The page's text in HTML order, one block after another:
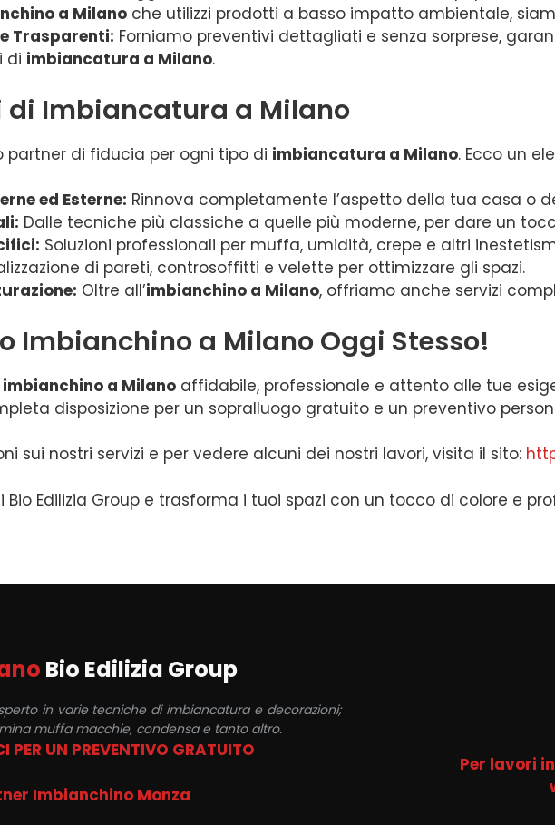
a Milano che utilizzi prodotti a basso impatto ambientale,
Trasparenti: Forniamo preventivi dettagliati e senza sorprese,
di imbiancatura a Milano.
di Imbiancatura a Milano
partner di fiducia per ogni tipo di imbiancatura a Milano. Ecco un
ed Esterne: Rinnova completamente l’aspetto della tua casa o
Dalle tecniche più classiche a quelle più moderne, per dare un
Soluzioni professionali per muffa, umidità, crepe e altri
di pareti, controsoffitti e velette per ottimizzare gli spazi.
Oltre all’imbianchino a Milano, offriamo anche servizi
Imbianchino a Milano Oggi Stesso!
imbianchino a Milano affidabile, professionale e attento alle tue
disposizione per un sopralluogo gratuito e un preventivo
sui nostri servizi e per vedere alcuni dei nostri lavori, visita il sito:
Bio Edilizia Group e trasforma i tuoi spazi con un tocco di colore e
Bio Edilizia Group
in varie tecniche di imbiancatura e decorazioni;
muffa macchie, condensa e tanto altro.
PER UN PREVENTIVO GRATUITO
Imbianchino Monza
Per lavori